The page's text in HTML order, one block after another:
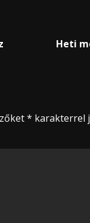
Heti
* karakterrel